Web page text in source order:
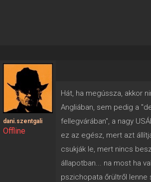
dani.szentgali
Offline
Hát, ha megússza, akkor
Angliában, sem pedig a
fellegvárában", a nagy
ez az egész, mert azt
csukják le, mert nincs
állapotban... na most ha
pszichopata őrültről lenne